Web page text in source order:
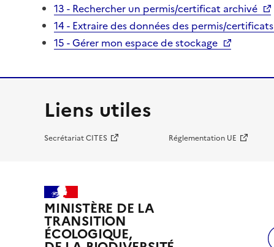
13 - Rechercher un permis/certificat archivé
14 - Extraire des données des permis/certificats
15 - Gérer mon espace de stockage
Liens utiles
Secrétariat CITES Réglementation UE
MINISTÈRE DE LA
TRANSITION
ÉCOLOGIQUE,